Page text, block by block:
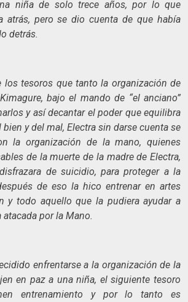
niña de solo trece años, por lo que
atrás, pero se dio cuenta de que había
detrás.
los tesoros que tanto la organización de
bajo el mando de “el anciano”
y así decantar el poder que equilibra
bien y del mal, Electra sin darse cuenta se
la organización de la mano, quienes
de la muerte de la madre de Electra,
de suicidio, para proteger a la
de eso la hico entrenar en artes
y todo aquello que la pudiera ayudar a
por la Mano.
enfrentarse a la organización de la
en paz a una niña, el siguiente tesoro
entrenamiento y por lo tanto es